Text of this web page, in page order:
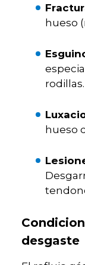
hueso
rodillas.
hueso
desgaste